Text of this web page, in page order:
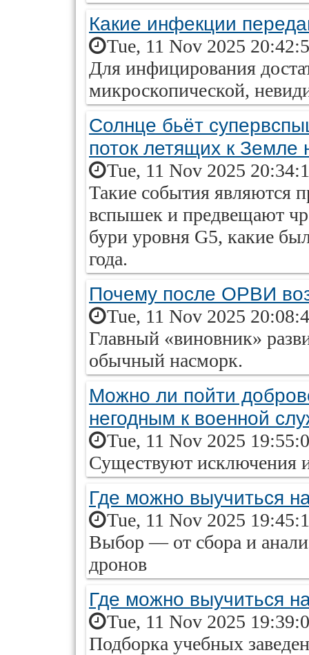
Какие инфекции
Tue, 11 Nov 2025
Для инфицирования
микроскопической,
Солнце бьёт
поток летящих к Земле
Tue, 11 Nov 2025
Такие события являются
вспышек и предвещают
бури уровня G5, какие
года.
Почему после ОРВИ
Tue, 11 Nov 2025
Главный «виновник»
обычный насморк.
Можно ли пойти
негодным к военной
Tue, 11 Nov 2025
Существуют исключения
Где можно выучиться
Tue, 11 Nov 2025
Выбор — от сбора и
дронов
Где можно выучиться
Tue, 11 Nov 2025
Подборка учебных